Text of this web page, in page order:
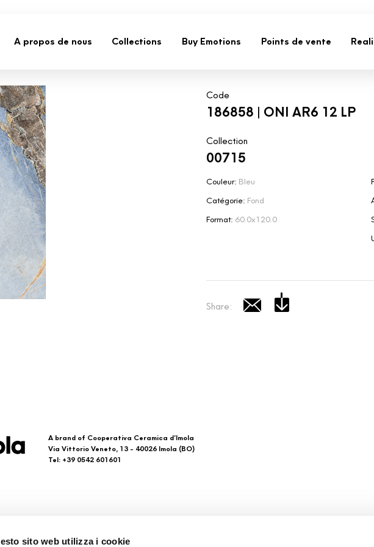
sito web utilizza i cookie
A propos de nous Collections Buy Emotions Points de vente
Code
186858 | ONI AR6 12 LP
Collection
00715
Couleur: Bleu
Catégorie: Fond
Format: 60.0x120.0
Share:
A brand of Cooperativa Ceramica d’Imola
Via Vittorio Veneto, 13 - 40026 Imola (BO)
Tel: +39 0542 601601